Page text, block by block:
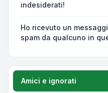
indesiderati!
Ho ricevuto un
spam da qualcuno in
Amici e ignorati